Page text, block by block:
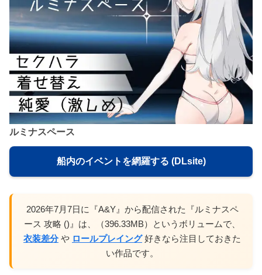
ルミナスペース
船内のイベントを網羅する (DLsite)
2026年7月7日に『A&Y』から配信された『ルミナスペ
ース 攻略 ()』は、（396.33MB）というボリュームで、
衣装差分や ロールプレイング好きなら注目しておきた
い作品です。